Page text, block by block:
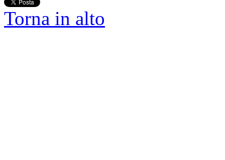
Torna in alto